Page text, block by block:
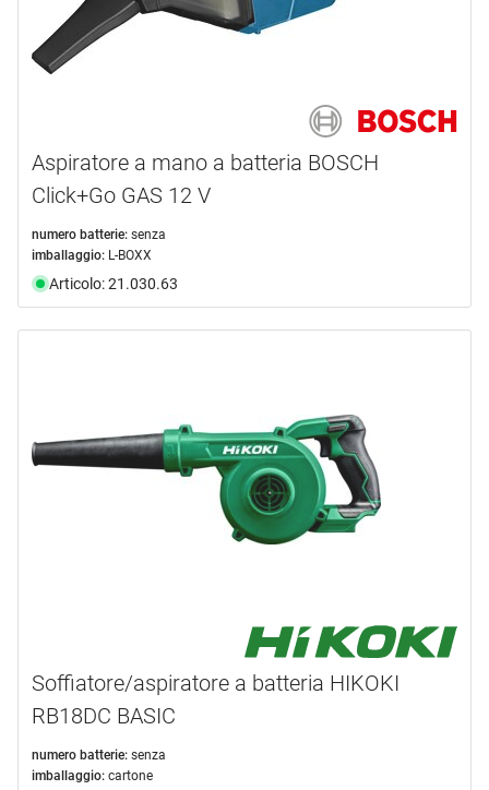
Aspiratore a mano a batteria BOSCH
Click+Go GAS 12 V
numero batterie: senza
imballaggio: L-BOXX
Articolo: 21.030.63
Soffiatore/aspiratore a batteria HIKOKI
RB18DC BASIC
numero batterie: senza
imballaggio: cartone